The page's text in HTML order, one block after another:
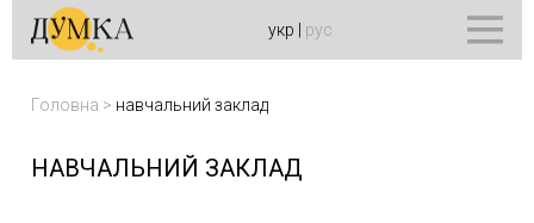
укр рус
Головна > навчальний заклад
НАВЧАЛЬНИЙ ЗАКЛАД